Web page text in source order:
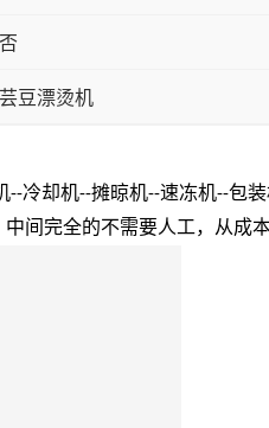
否
芸豆漂烫机
--冷却机--摊晾机--速冻机--包
间完全的不需要人工，从成